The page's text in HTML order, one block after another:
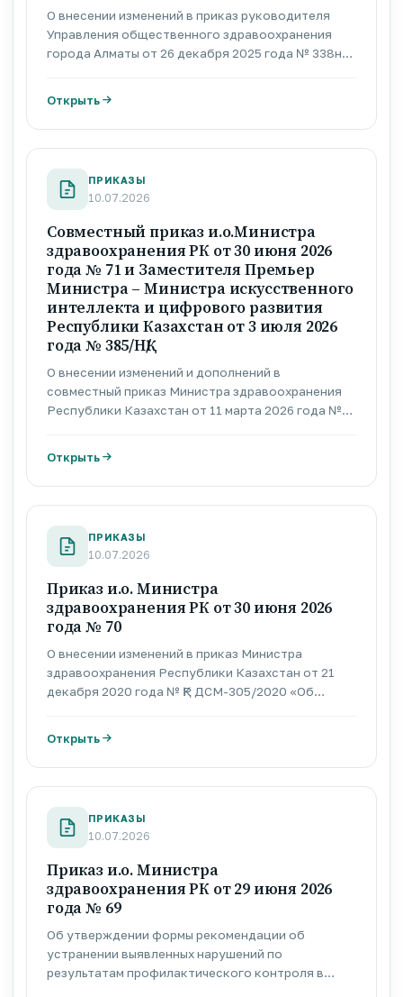
О внесении изменений в приказ руководителя
Управления общественного здравоохранения
города Алматы от 26 декабря 2025 года № 338нқ
Открыть
ПРИКАЗЫ
10.07.2026
Совместный приказ и.о.Министра
здравоохранения РК от 30 июня 2026
года № 71 и Заместителя Премьер
Министра – Министра искусственного
интеллекта и цифрового развития
Республики Казахстан от 3 июля 2026
года № 385/НҚ/
О внесении изменений и дополнений в
совместный приказ Министра здравоохранения
Республики Казахстан от 11 марта 2026 года №
марта 2026 года № 140/НҚ «О проведении
пилотного проекта по государственной
регистрации лекарственных средств и
медицинских изделий по принципу «единого
окна»
Открыть
ПРИКАЗЫ
10.07.2026
Приказ и.о. Министра
здравоохранения РК от 30 июня 2026
года № 70
О внесении изменений в приказ Министра
здравоохранения Республики Казахстан от 21
декабря 2020 года № ҚР ДСМ-305/2020 «Об
номенклатуры и квалификационных
характеристик должностей работников системы
здравоохранения»
Открыть
ПРИКАЗЫ
10.07.2026
Приказ и.о. Министра
здравоохранения РК от 29 июня 2026
года № 69
Об утверждении формы рекомендации об
устранении выявленных нарушений по
результатам профилактического контроля в